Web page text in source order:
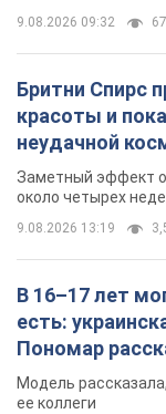
9.08.2026 09:32
Бритни Спирс
красоты и
неудачной
так почти
Заметный эффект
около четырех
9.08.2026 13:19
В 16–17 лет
есть:
Пономар
стороне
Модель
ее коллеги